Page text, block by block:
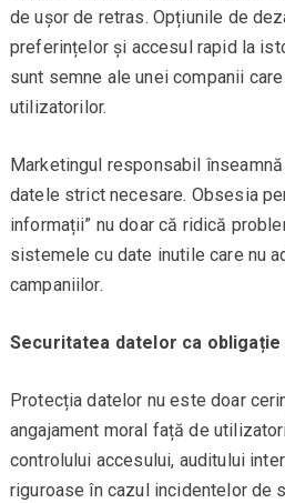
de ușor de retras. Opțiunile de
preferințelor și accesul rapid la
sunt semne ale unei companii
utilizatorilor.
Marketingul responsabil
datele strict necesare. Obsesia
informații” nu doar că ridică
sistemele cu date inutile care nu
campaniilor.
Securitatea datelor ca obligație
Protecția datelor nu este doar
angajament moral față de
controlului accesului, auditului
riguroase în cazul incidentelor de